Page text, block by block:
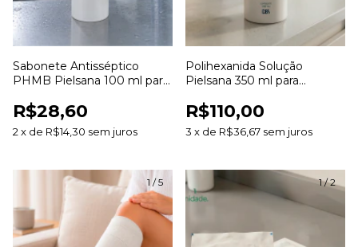
Sabonete Antisséptico
PHMB Pielsana 100 ml para
R$28,60
2 x de R$14,30 sem juros
Polihexanida Solução
Pielsana 350 ml para
R$110,00
3 x de R$36,67 sem juros
1/5 1/2